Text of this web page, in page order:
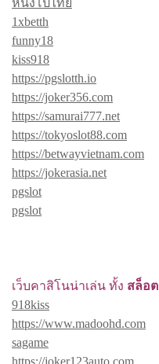
1xbetth
funny18
kiss918
https://pgslotth.io
https://joker356.com
https://samurai777.net
https://tokyoslot88.com
https://betwayvietnam.com
https://jokerasia.net
pgslot
pgslot
เว็บคาสิโนน่าเล่น ทั้ง สล็อต
918kiss
https://www.madoohd.com
sagame
https://joker123auto.com